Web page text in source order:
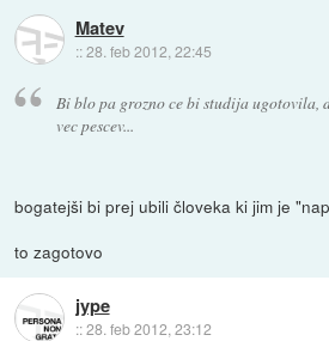
Matev
::28. feb 2012, 22:45
Bi blo pa grozno ce bi studija ugotovila,
vec pescev...
bogatejši bi prej ubili človeka ki jim je
to zagotovo
jype
::28. feb 2012, 23:12